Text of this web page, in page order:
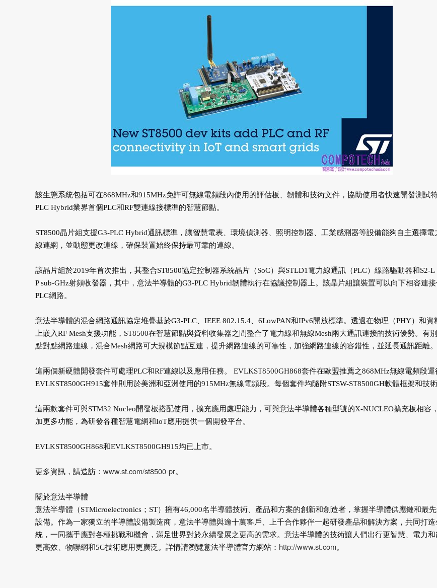
該生態系統包括可在868MHz和915MHz免許可無線電頻段內使用的評估板、韌體和技術文件，協助使用者快速開發測試
PLC Hybrid業界首個PLC和RF雙連線接標準的智慧節點。
ST8500晶片組支援G3-PLC Hybrid通訊標準，讓智慧電表、環境偵測器、照明控制器、工業感測器等設備能夠自主選擇電
線連網，並動態更改連線，確保裝置始終保持最可靠的連線。
該晶片組於2019年首次推出，其整合ST8500協定控制器系統晶片（SoC）與STLD1電力線通訊（PLC）線路驅動器和S2-L
P sub-GHz射頻收發器，其中，意法半導體的G3-PLC Hybrid韌體執行在協議控制器上。該晶片組讓裝置可以向下相容連
PLC網路。
意法半導體的混合網路通訊協定堆疊基於G3-PLC、IEEE 802.15.4、6LowPAN和IPv6開放標準。透過在物理（PHY）和資
上嵌入RF Mesh支援功能，ST8500在智慧節點與資料收集器之間整合了電力線和無線Mesh兩大通訊連接的技術優勢。有
點對點網路連線，混合Mesh網路可大規模節點互連，提升網路連線的可靠性，加強網路連線的容錯性，並延長通訊距離。
這兩個新硬體開發套件可處理PLC和RF連線以及應用任務。 EVLKST8500GH868套件在歐盟推薦之868MHz無線電頻段運
EVLKST8500GH915套件則用於美洲和亞洲使用的915MHz無線電頻段。每個套件均隨附STSW-ST8500GH軟體框架和技術
這兩款套件可與STM32 Nucleo開發板搭配使用，擴充應用處理能力，可與意法半導體各種型號的X-NUCLEO擴充板相容
加更多功能，為研發各種智慧電網和IoT應用提供一個開發平台。
EVLKST8500GH868和EVLKST8500GH915均已上市。
更多資訊，請造訪： www.st.com/st8500-pr。
關於意法半導體
意法半導體（STMicroelectronics；ST）擁有46,000名半導體技術、產品和方案的創新和創造者，掌握半導體供應鏈和最
設備。作為一家獨立的半導體設備製造商，意法半導體與逾十萬客戶、上千合作夥伴一起研發產品和解決方案，共同打造
統，一同攜手應對各種挑戰和機會，滿足世界對於永續發展之更高的需求。意法半導體的技術讓人們出行更智慧、電力和
更高效、物聯網和5G技術應用更廣泛。詳情請瀏覽意法半導體官方網站： http://www.st.com。